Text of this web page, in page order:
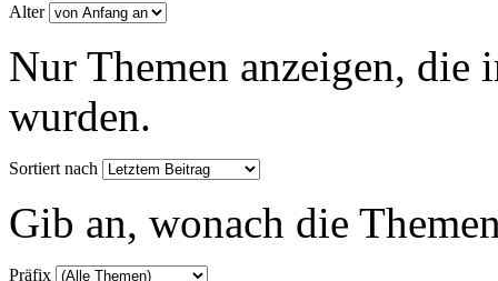
Alter
Nur Themen anzeigen, die
wurden.
Sortiert nach
Gib an, wonach die
Präfix